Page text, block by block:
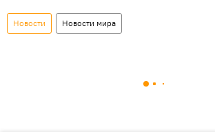
Новости Новости мира